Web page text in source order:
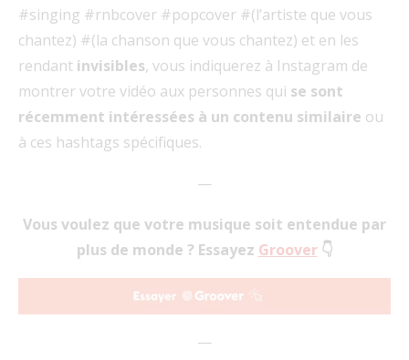
#singing #rnbcover #popcover #(l’artiste que vous
chantez) #(la chanson que vous chantez) et en les
rendant invisibles, vous indiquerez à Instagram de
montrer votre vidéo aux personnes qui se sont
récemment intéressées à un contenu similaire ou
à ces hashtags spécifiques.
—
Vous voulez que votre musique soit entendue par
plus de monde ? Essayez Groover👇
—